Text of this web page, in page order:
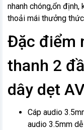
nhanh chóng,ổn
thoải mái thưởng
Đặc điểm
thanh 2
dây dẹt
Cáp audio
audio 3.5mm